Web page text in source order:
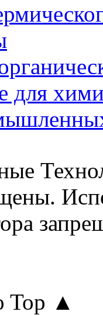
для
Top ▲